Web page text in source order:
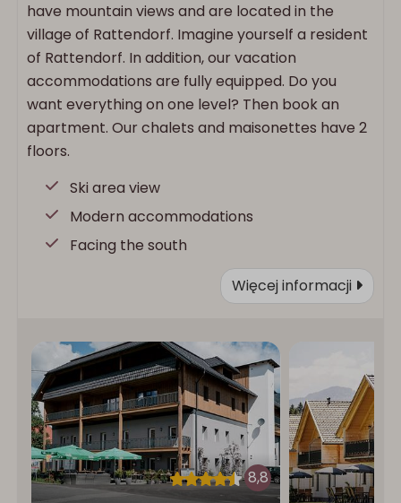
have mountain views and are located in the
village of Rattendorf. Imagine yourself a resident
of Rattendorf. In addition, our vacation
accommodations are fully equipped. Do you
want everything on one level? Then book an
apartment. Our chalets and maisonettes have 2
floors.
Ski area view
Modern accommodations
Facing the south
Więcej informacji
8,8